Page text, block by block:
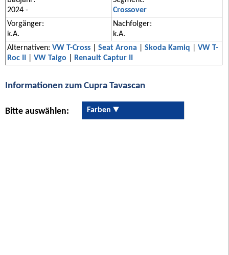
2024 -
Crossover
Vorgänger:
k.A.
Nachfolger:
k.A.
Alternativen: VW T-Cross Seat Arona Skoda Kamiq
VW T-
Roc II
VW Taigo Renault Captur II
Informationen zum Cupra Tavascan
Bitte auswählen: Farben